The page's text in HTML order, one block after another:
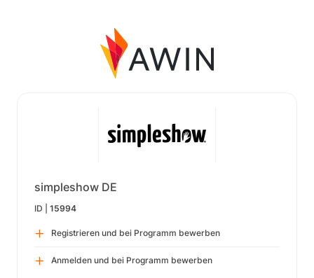
simpleshow DE
ID | 15994
Registrieren und bei Programm bewerben
Anmelden und bei Programm bewerben